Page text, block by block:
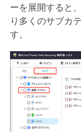
ーを展開すると
り多くのサブカ
す。